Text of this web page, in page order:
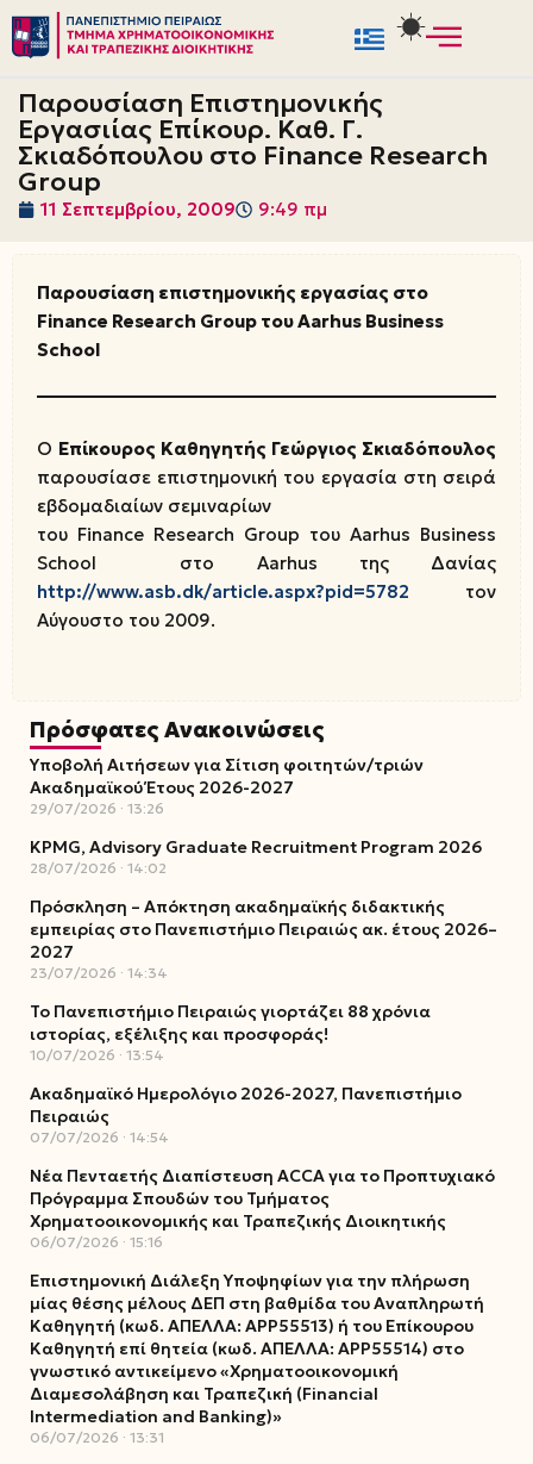
Μεταπηδήστε
στο
περιεχόμενο
Παρουσίαση Επιστημονικής
Εργασιίας Επίκουρ. Καθ. Γ.
Σκιαδόπουλου στο Finance Research
Group
11 Σεπτεμβρίου, 2009 9:49 πμ
Παρουσίαση επιστημονικής εργασίας στο
Finance Research Group του Aarhus Business
School
O Επίκουρος Καθηγητής Γεώργιος Σκιαδόπουλος
παρουσίασε επιστημονική του εργασία στη σειρά
εβδομαδιαίων σεμιναρίων
του Finance Research Group του Aarhus Business
School στο Aarhus της Δανίας
http://www.asb.dk/article.aspx?pid=5782 τον
Αύγουστο του 2009.
Πρόσφατες Ανακοινώσεις
Υποβολή Αιτήσεων για Σίτιση φοιτητών/τριών
Ακαδημαϊκού Έτους 2026-2027
29/07/2026 13:26
KPMG, Advisory Graduate Recruitment Program 2026
28/07/2026 14:02
Πρόσκληση – Απόκτηση ακαδημαϊκής διδακτικής
εμπειρίας στο Πανεπιστήμιο Πειραιώς ακ. έτους 2026–
2027
23/07/2026 14:34
Το Πανεπιστήμιο Πειραιώς γιορτάζει 88 χρόνια
ιστορίας, εξέλιξης και προσφοράς!
10/07/2026 13:54
Ακαδημαϊκό Ημερολόγιο 2026-2027, Πανεπιστήμιο
Πειραιώς
07/07/2026 14:54
Νέα Πενταετής Διαπίστευση ACCA για το Προπτυχιακό
Πρόγραμμα Σπουδών του Τμήματος
Χρηματοοικονομικής και Τραπεζικής Διοικητικής
06/07/2026 15:16
Επιστημονική Διάλεξη Υποψηφίων για την πλήρωση
μίας θέσης μέλους ΔΕΠ στη βαθμίδα του Αναπληρωτή
Καθηγητή (κωδ. ΑΠΕΛΛΑ: ΑΡΡ55513) ή του Επίκουρου
Καθηγητή επί θητεία (κωδ. ΑΠΕΛΛΑ: ΑΡΡ55514) στο
γνωστικό αντικείμενο «Χρηματοοικονομική
Διαμεσολάβηση και Τραπεζική (Financial
Intermediation and Banking)»
06/07/2026 13:31